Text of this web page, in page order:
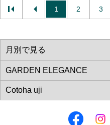
1 2 3